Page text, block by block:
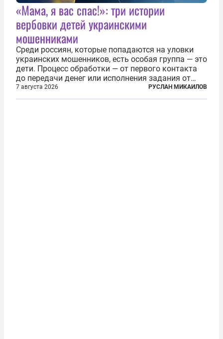
«Мама, я вас спас!»: три истории
вербовки детей украинскими
мошенниками
Среди россиян, которые попадаются на уловки
украинских мошенников, есть особая группа — это
дети. Процесс обработки — от первого контакта
до передачи денег или исполнения задания от
кураторов может занять от двух часов до
нескольких месяцев. Детей превращают в
7 августа 2026 РУСЛАН МИКАИЛОВ